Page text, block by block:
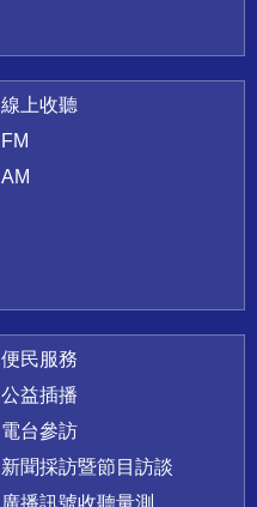
線上收聽
FM
AM
便民服務
公益插播
電台參訪
新聞採訪暨節目訪談
廣播訊號收聽量測